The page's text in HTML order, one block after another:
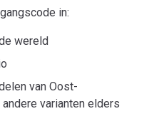
in:
wereld
van Oost-
varianten elders